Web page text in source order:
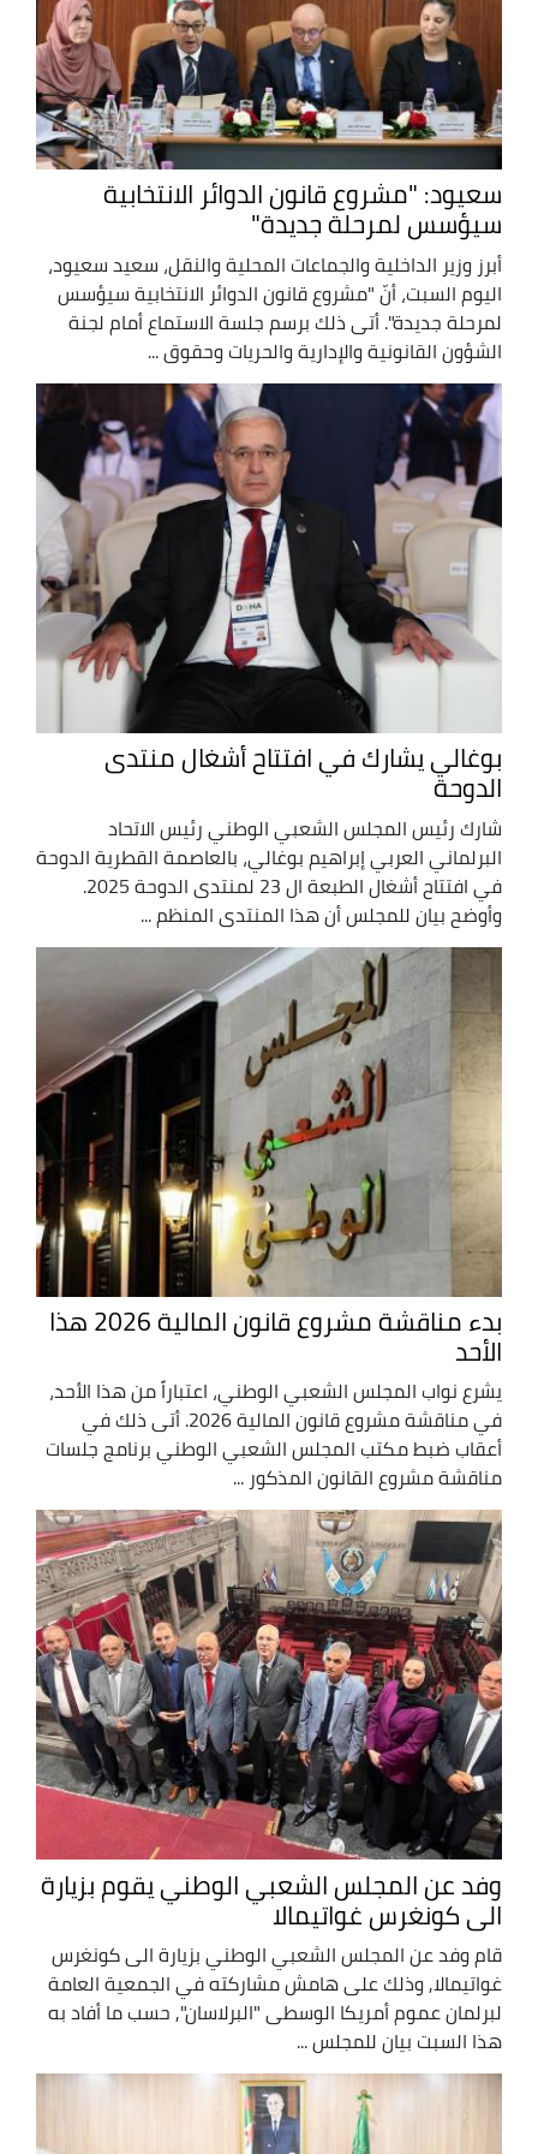
سعيود: "مشروع قانون الدوائر الانتخابية
سيؤسس لمرحلة جديدة"
أبرز وزير الداخلية والجماعات المحلية والنقل، سعيد سعيود،
اليوم السبت، أنّ "مشروع قانون الدوائر الانتخابية سيؤسس
لمرحلة جديدة". أتى ذلك برسم جلسة الاستماع أمام لجنة
الشؤون القانونية والإدارية والحريات وحقوق ...
بوغالي يشارك في افتتاح أشغال منتدى
الدوحة
شارك رئيس المجلس الشعبي الوطني رئيس الاتحاد
البرلماني العربي إبراهيم بوغالي، بالعاصمة القطرية الدوحة
في افتتاح أشغال الطبعة ال 23 لمنتدى الدوحة 2025.
وأوضح بيان للمجلس أن هذا المنتدى المنظم ...
بدء مناقشة مشروع قانون المالية 2026 هذا
الأحد
يشرع نواب المجلس الشعبي الوطني، اعتباراً من هذا الأحد،
في مناقشة مشروع قانون المالية 2026. أتى ذلك في
أعقاب ضبط مكتب المجلس الشعبي الوطني برنامج جلسات
مناقشة مشروع القانون المذكور ...
وفد عن المجلس الشعبي الوطني يقوم بزيارة
الى كونغرس غواتيمالا
قام وفد عن المجلس الشعبي الوطني بزيارة الى كونغرس
غواتيمالا, وذلك على هامش مشاركته في الجمعية العامة
لبرلمان عموم أمريكا الوسطى "البرلاسان", حسب ما أفاد به
هذا السبت بيان للمجلس ...